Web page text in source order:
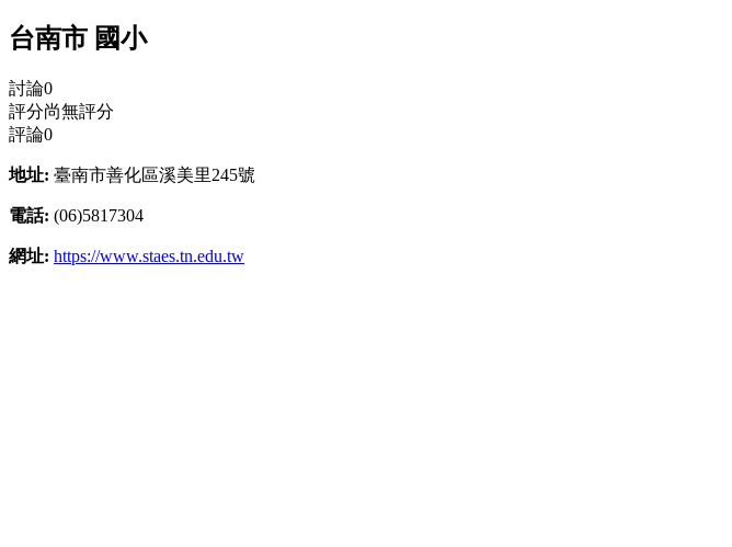
台南市 國小
討論0
評分尚無評分
評論0
地址: 臺南市善化區溪美里245號
電話: (06)5817304
網址: https://www.staes.tn.edu.tw